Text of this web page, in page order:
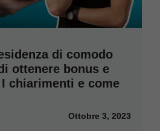
di comodo
ottenere bonus e
chiarimenti e come
Ottobre 3, 2023